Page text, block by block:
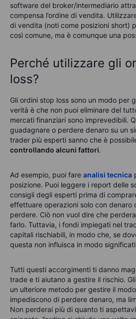
software del broker/intermediario
compensa l’ordine di vendita.
di vendita (noti come posizioni short)
così comune, ma è comunque una
Perché utilizzare gli
loss?
Gli ordini stop loss sono un modo per
verità è che non puoi eliminare del
mercati finanziari sono imprevedibili.
guadagnare o perdere denaro su un
trader più esperti sanno che è
controllando alcuni fattori.
Ad esempio, puoi fare analisi tecnica
posizione. Puoi leggere i report delle
consigli degli esperti prima di
effettuare operazioni solo con denaro
perdere. Ciò non vuol dire che
farlo. Tuttavia, i fondi impiegati nel
capitali rischiabili, in modo che, se
questa non influisca in modo
Tutti questi accorgimenti ti danno
trade e ti aiutano a gestire il rischio.
un ulteriore metodo per gestire il
impediscono di perdere denaro, ma
Non perderai più di quanto ti